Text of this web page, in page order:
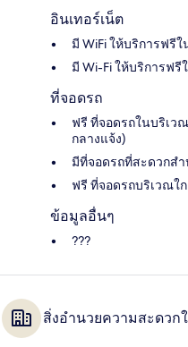
อินเทอร์เน็ต
มี WiFi ให้บริการฟรี
มี Wi-Fi ให้บริการฟรี
ที่จอดรถ
ฟรี ที่จอดรถในบริเว
กลางแจ้ง)
มีที่จอดรถที่สะดวกส
ฟรี ที่จอดรถบริเวณใ
ข้อมูลอื่นๆ
???
สิ่งอำนวยความสะดวก